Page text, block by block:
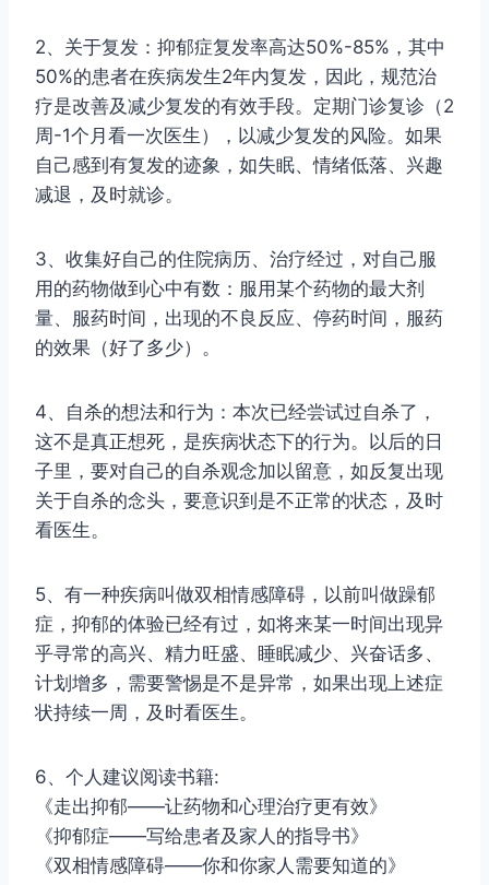
2、关于复发：抑郁症复发率高达50%-85%，其中
50%的患者在疾病发生2年内复发，因此，规范治
疗是改善及减少复发的有效手段。定期门诊复诊（2
周-1个月看一次医生），以减少复发的风险。如果
自己感到有复发的迹象，如失眠、情绪低落、兴趣
减退，及时就诊。
3、收集好自己的住院病历、治疗经过，对自己服
用的药物做到心中有数：服用某个药物的最大剂
量、服药时间，出现的不良反应、停药时间，服药
的效果（好了多少）。
4、自杀的想法和行为：本次已经尝试过自杀了，
这不是真正想死，是疾病状态下的行为。以后的日
子里，要对自己的自杀观念加以留意，如反复出现
关于自杀的念头，要意识到是不正常的状态，及时
看医生。
5、有一种疾病叫做双相情感障碍，以前叫做躁郁
症，抑郁的体验已经有过，如将来某一时间出现异
乎寻常的高兴、精力旺盛、睡眠减少、兴奋话多、
计划增多，需要警惕是不是异常，如果出现上述症
状持续一周，及时看医生。
6、个人建议阅读书籍:
《走出抑郁——让药物和心理治疗更有效》
《抑郁症——写给患者及家人的指导书》
《双相情感障碍——你和你家人需要知道的》